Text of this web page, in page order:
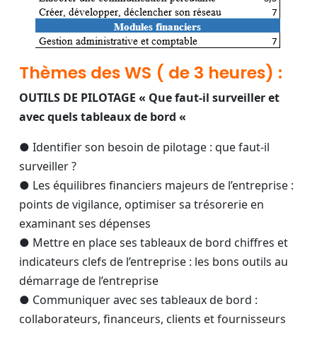
Thèmes des WS ( de 3 heures) :
OUTILS DE PILOTAGE « Que faut-il surveiller et
avec quels tableaux de bord «
● Identifier son besoin de pilotage : que faut-il
surveiller ?
● Les équilibres financiers majeurs de l’entreprise :
points de vigilance, optimiser sa trésorerie en
examinant ses dépenses
● Mettre en place ses tableaux de bord chiffres et
indicateurs clefs de l’entreprise : les bons outils au
démarrage de l’entreprise
● Communiquer avec ses tableaux de bord :
collaborateurs, financeurs, clients et fournisseurs